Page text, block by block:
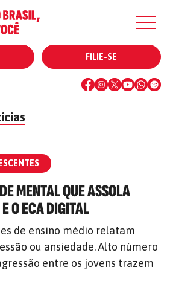
FILIE-SE
MENTAL QUE ASSOLA
O ECA DIGITAL
de ensino médio relatam
ou ansiedade. Alto número
entre os jovens trazem